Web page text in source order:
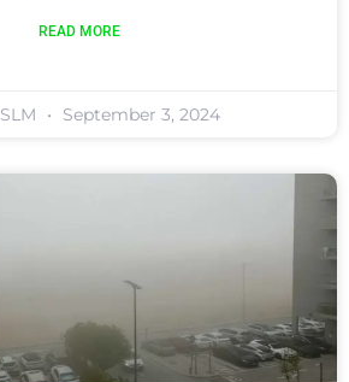
READ MORE
September 3, 2024